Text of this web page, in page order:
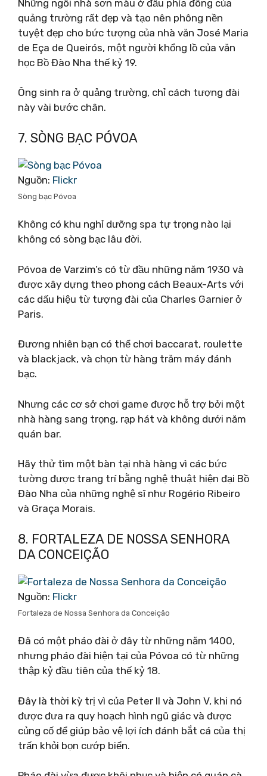
Những ngôi nhà sơn màu ở đầu phía đông của
quảng trường rất đẹp và tạo nên phông nền
tuyệt đẹp cho bức tượng của nhà văn José Maria
de Eça de Queirós, một người khổng lồ của văn
học Bồ Đào Nha thế kỷ 19.
Ông sinh ra ở quảng trường, chỉ cách tượng đài
này vài bước chân.
7. SÒNG BẠC PÓVOA
Nguồn: Flickr
Sòng bạc Póvoa
Không có khu nghỉ dưỡng spa tự trọng nào lại
không có sòng bạc lâu đời.
Póvoa de Varzim’s có từ đầu những năm 1930 và
được xây dựng theo phong cách Beaux-Arts với
các dấu hiệu từ tượng đài của Charles Garnier ở
Paris.
Đương nhiên bạn có thể chơi baccarat, roulette
và blackjack, và chọn từ hàng trăm máy đánh
bạc.
Nhưng các cơ sở chơi game được hỗ trợ bởi một
nhà hàng sang trọng, rạp hát và không dưới năm
quán bar.
Hãy thử tìm một bàn tại nhà hàng vì các bức
tường được trang trí bằng nghệ thuật hiện đại Bồ
Đào Nha của những nghệ sĩ như Rogério Ribeiro
và Graça Morais.
8. FORTALEZA DE NOSSA SENHORA
DA CONCEIÇÃO
Nguồn: Flickr
Fortaleza de Nossa Senhora da Conceição
Đã có một pháo đài ở đây từ những năm 1400,
nhưng pháo đài hiện tại của Póvoa có từ những
thập kỷ đầu tiên của thế kỷ 18.
Đây là thời kỳ trị vì của Peter II và John V, khi nó
được đưa ra quy hoạch hình ngũ giác và được
củng cố để giúp bảo vệ lợi ích đánh bắt cá của thị
trấn khỏi bọn cướp biển.